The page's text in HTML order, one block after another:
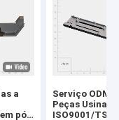
a
pó
Serviço ODM/
Peças
ISO9001/